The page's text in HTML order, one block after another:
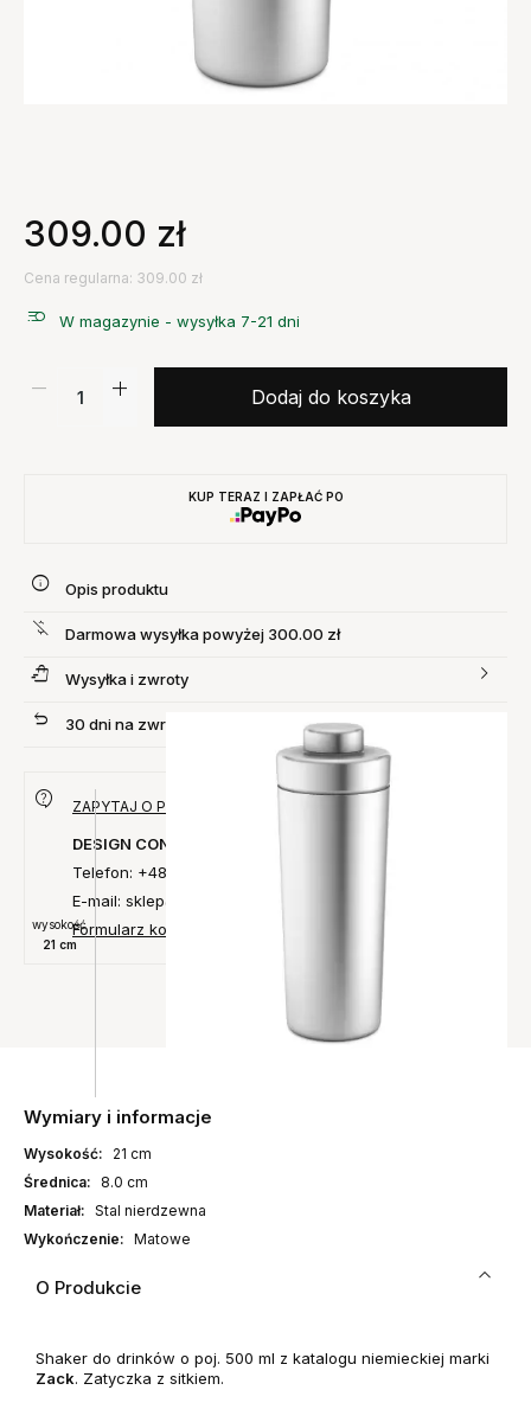
309.00 zł
Cena regularna: 309.00 zł
W magazynie - wysyłka 7-21 dni
Dodaj do koszyka
KUP TERAZ I ZAPŁAĆ PO
Opis produktu
Darmowa wysyłka powyżej 300.00 zł
Wysyłka i zwroty
30 dni na zwrot produktu
ZAPYTAJ O PRODUKT
DESIGN CONCEPT
Telefon: +48 735 027 014
E-mail: sklep@designconcept.pl
Formularz kontaktowy
Wymiary i informacje
wysokość
21 cm
Wysokość:
21 cm
Średnica:
8.0 cm
Materiał: Stal nierdzewna
Wykończenie: Matowe
O Produkcie
Shaker do drinków o poj. 500 ml z katalogu niemieckiej marki
Zack. Zatyczka z sitkiem.